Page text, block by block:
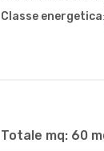
Classe energetica:
Totale mq: 60